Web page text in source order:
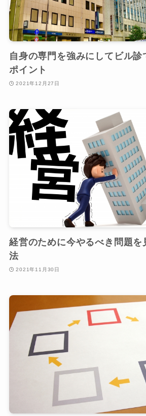
自身の専門を強みにしてビル
ポイント
2021年12月27日
経営のために今やるべき問題を
法
2021年11月30日